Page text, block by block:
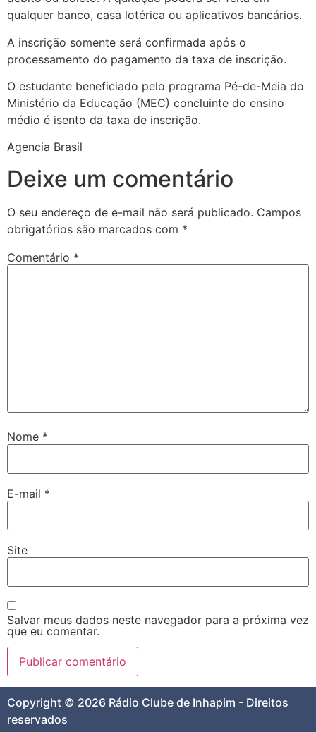
qualquer banco, casa lotérica ou aplicativos bancários.
A inscrição somente será confirmada após o
processamento do pagamento da taxa de inscrição.
O estudante beneficiado pelo programa Pé-de-Meia do
Ministério da Educação (MEC) concluinte do ensino
médio é isento da taxa de inscrição.
Agencia Brasil
Deixe um comentário
O seu endereço de e-mail não será publicado. Campos
obrigatórios são marcados com *
Comentário *
Nome *
E-mail *
Site
Salvar meus dados neste navegador para a próxima vez
que eu comentar.
Copyright © 2026 Rádio Clube de Inhapim - Direitos
reservados